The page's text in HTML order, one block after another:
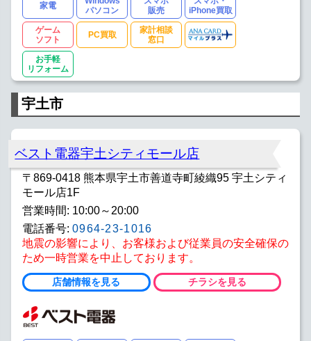
家電
パソコン
販売
iPhone買取
ゲーム
ソフト
PC買取
家計相談
窓口
お手軽
リフォーム
宇土市
ベスト電器宇土シティモール店
〒869-0418 熊本県宇土市善道寺町綾織95 宇土シティ
モール店1F
営業時間: 10:00～20:00
電話番号: 0964-23-1016
地震の影響により、お客様および従業員の安全確保の
ため一時営業を中止しております。
店舗情報を見る チラシを見る